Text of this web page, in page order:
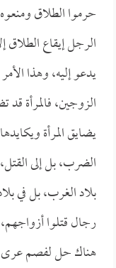
حرموا الطلاق
الرجل إيقاع الطلاق
يدعو إليه، وهذا
الزوجين، فالمرأة
يضايق المرأة
الضرب، بل إلى
بلاد الغرب، بل في
رجال قتلوا
هناك حل لفصم عرى